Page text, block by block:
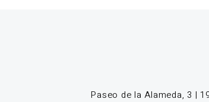
Paseo de la Alameda, 3 |